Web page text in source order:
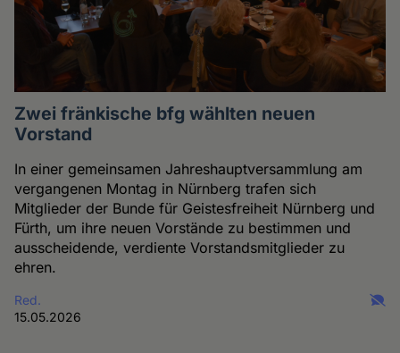
Zwei fränkische bfg wählten neuen
Vorstand
In einer gemeinsamen Jahreshauptversammlung am
vergangenen Montag in Nürnberg trafen sich
Mitglieder der Bunde für Geistesfreiheit Nürnberg und
Fürth, um ihre neuen Vorstände zu bestimmen und
ausscheidende, verdiente Vorstandsmitglieder zu
ehren.
Red.
15.05.2026